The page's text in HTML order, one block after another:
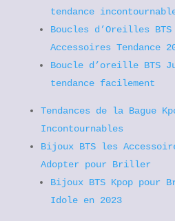
tendance
Boucles d’Oreilles
Accessoires Tendance
Boucle d’oreille BTS
tendance facilement
Tendances de la Bague
Incontournables
Bijoux BTS les
Adopter pour Briller
Bijoux BTS Kpop pour
Idole en 2023